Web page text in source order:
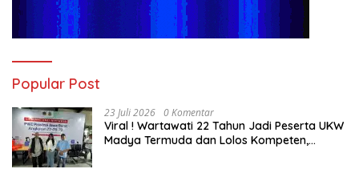
Popular Post
23 Juli 2026 0 Komentar
Viral ! Wartawati 22 Tahun Jadi Peserta UKW
Madya Termuda dan Lolos Kompeten,